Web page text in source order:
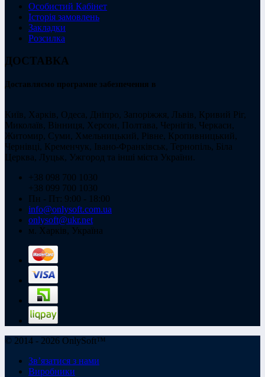
Особистий Кабінет
Історія замовлень
Закладки
Розсилка
ДОСТАВКА
Доставляємо програмне забезпечення в
Київ, Харків, Одеса, Дніпро, Запоріжжя, Львів, Кривий Ріг,
Миколаїв, Вінниця, Херсон, Полтава, Чернігів, Черкаси,
Житомир, Суми, Хмельницький, Рівне, Кропивницький,
Чернівці, Кременчук, Івано-Франківськ, Тернопіль, Біла
Церква, Луцьк, Ужгород та інші міста України.
+38 098 700 1030
+38 099 700 1030
Пн - Пт: 9:00 - 18:00
info@onlysoft.com.ua
onlysoft@ukr.net
м. Харків, Україна
© 2014 - 2026 OnlySoft™
Зв’язатися з нами
Виробники